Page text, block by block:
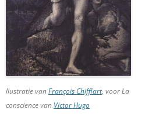
llustratie vanFrançois Chifflart, voorLa
consciencevan Victor Hugo